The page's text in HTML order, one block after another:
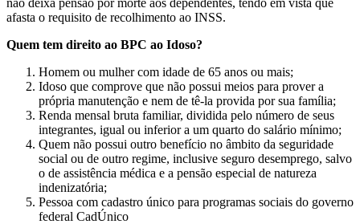
afasta o requisito de recolhimento ao INSS.
Quem tem direito ao BPC ao Idoso?
Homem ou mulher com idade de 65 anos ou mais;
Idoso que comprove que não possui meios para prover a
própria manutenção e nem de tê-la provida por sua família;
Renda mensal bruta familiar, dividida pelo número de seus
integrantes, igual ou inferior a um quarto do salário mínimo;
Quem não possui outro benefício no âmbito da seguridade
social ou de outro regime, inclusive seguro desemprego, salvo
o de assistência médica e a pensão especial de natureza
indenizatória;
Pessoa com cadastro único para programas sociais do governo
federal CadÚnico